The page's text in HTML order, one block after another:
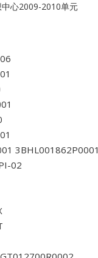
心2009-2010单元
02